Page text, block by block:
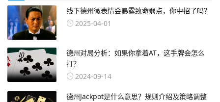
线下德州微表情会暴露致命弱点，你中招了吗？
2025-04-01
德州对局分析：如果你拿着AT，这手牌会怎么
打？
2024-09-14
德州Jackpot是什么意思？规则介绍及策略调整